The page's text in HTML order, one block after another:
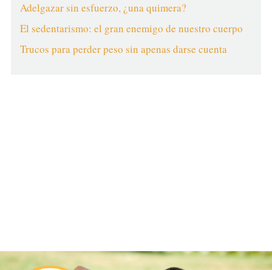
Adelgazar sin esfuerzo, ¿una quimera?
El sedentarismo: el gran enemigo de nuestro cuerpo
Trucos para perder peso sin apenas darse cuenta